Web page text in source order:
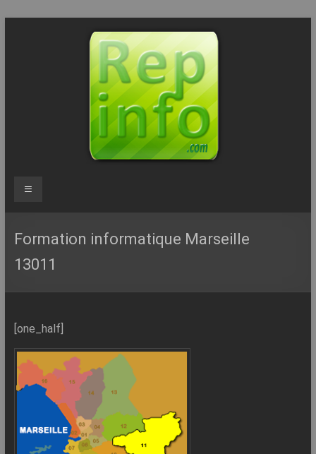
Repinfo.com
Formation
–
Depannage
–
Internet
l’Informatique
Expliquée
Simplement
Menu
Formation informatique Marseille
13011
[one_half]